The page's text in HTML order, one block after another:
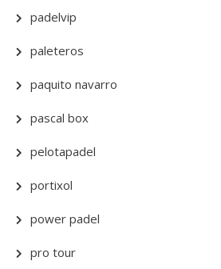
padelvip
paleteros
paquito navarro
pascal box
pelotapadel
portixol
power padel
pro tour